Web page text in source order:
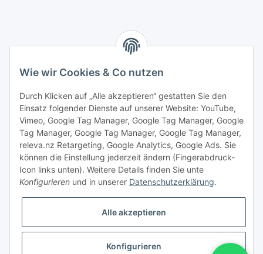
Vertrag widerrufen
Wie wir Cookies & Co nutzen
Durch Klicken auf „Alle akzeptieren“ gestatten Sie den
Einsatz folgender Dienste auf unserer Website: YouTube,
Vimeo, Google Tag Manager, Google Tag Manager, Google
Tag Manager, Google Tag Manager, Google Tag Manager,
releva.nz Retargeting, Google Analytics, Google Ads. Sie
können die Einstellung jederzeit ändern (Fingerabdruck-
Icon links unten). Weitere Details finden Sie unte
Konfigurieren und in unserer Datenschutzerklärung.
Alle akzeptieren
Konfigurieren